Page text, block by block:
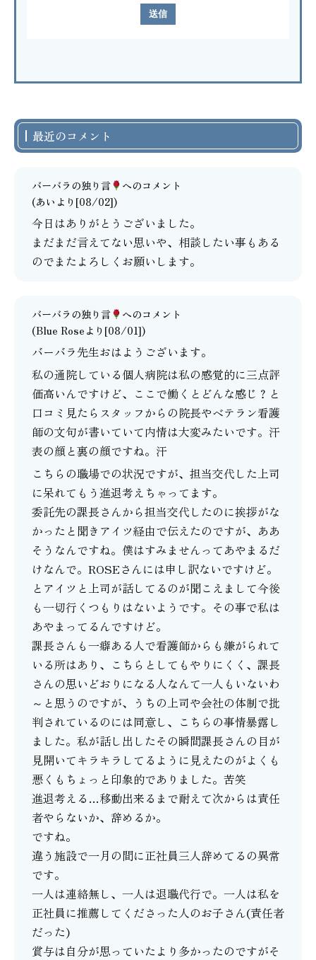
最近のコメント
バーバラの独り言
へのコメント
(あいより[08/02])
今日はありがとうございました。
まだまだ言えてない思いや、相談したい事もある
のでまたよろしくお願いします。
バーバラの独り言
へのコメント
(Blue Roseより[08/01])
バーバラ先生おはようございます。
私の通院している個人病院は私の感覚的に三点評
価高いんですけど、ここで働くとどんな感じ？と
口コミ見たらスタッフからの院長やベテラン看護
師の文句が書いていて内情は大変みたいです。汗
表の顔と裏の顔ですね。汗
こちらの職場での状況ですが、担当交代した上司
に呆れてもう進退考えちゃってます。
委託先の課長さんから担当交代したのに挨拶がな
かったと聞きアイツ経由で伝えたのですが、ああ
そうなんですね。僕はすみませんってあやまるだ
けなんで。ROSEさんには申し訳ないですけど。
とアイツと上司が話してるのが聞こえまして今後
も一切行くつもりはないようです。その事で私は
あやまってるんですけど。
課長さんも一癖ある人で看護師からも嫌がられて
いる所はあり、こちらとしてもやりにくく、課長
さんの思いどおりになる人なんて一人もいないわ
～と思うのですが、うちの上司や会社の体制で批
判されているのには同意し、こちらの事情暴露し
ました。私が話し出したその瞬間課長さんの目が
見開いてキラキラしてるように見えたのがよくも
悪くもちょっと印象的でありました。苦笑
進退考える…移動出来るまで耐えて次からは責任
者やらないか、辞めるか。
ですね。
違う施設で一月の間に正社員三人辞めてるの異常
です。
一人は連絡無し、一人は退職代行で。一人は私を
正社員に推薦してくださった人のお子さん(責任者
だった)
賞与は自分が思っていたより多かったのですがそ